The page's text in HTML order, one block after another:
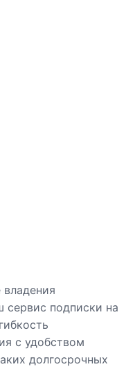
сервис подписки на
с удобством
долгосрочных